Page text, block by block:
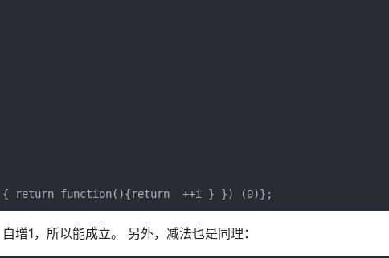
return function(){return  ++i } }) (0)};
增1，所以能成立。 另外，减法也是同理：